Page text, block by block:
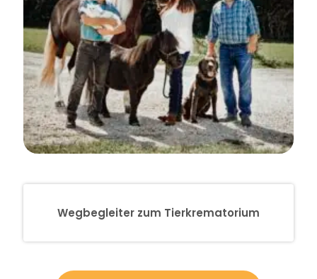
Wegbegleiter zum Tierkrematorium